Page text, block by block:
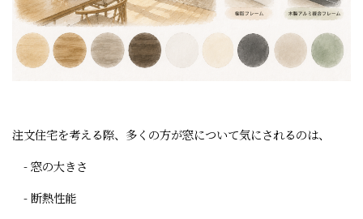
注文住宅を考える際、多くの方が窓について気にされるのは、
- 窓の大きさ
- 断熱性能